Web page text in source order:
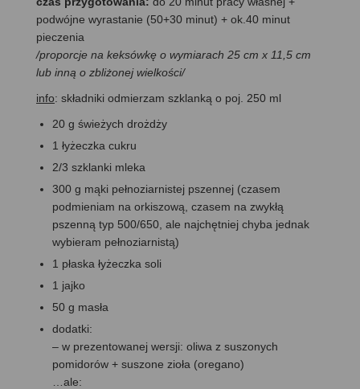
podwójne wyrastanie (50+30 minut) + ok.40 minut
pieczenia
/proporcje na keksówkę o wymiarach 25 cm x 11,5 cm
lub inną o zbliżonej wielkości/
info: składniki odmierzam szklanką o poj. 250 ml
20 g świeżych drożdży
1 łyżeczka cukru
2/3 szklanki mleka
300 g mąki pełnoziarnistej pszennej (czasem
podmieniam na orkiszową, czasem na zwykłą
pszenną typ 500/650, ale najchętniej chyba jednak
wybieram pełnoziarnistą)
1 płaska łyżeczka soli
1 jajko
50 g masła
dodatki:
– w prezentowanej wersji: oliwa z suszonych
pomidorów + suszone zioła (oregano)
…ale: